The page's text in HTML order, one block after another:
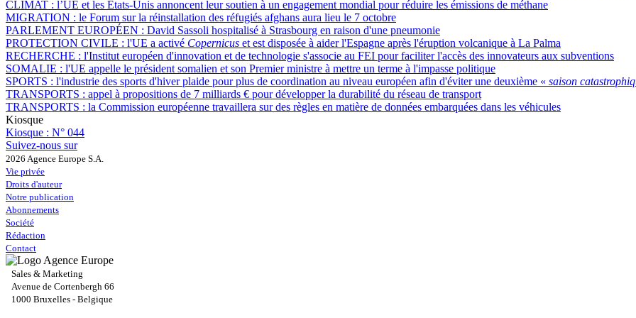
CLIMAT : l’UE et les États-Unis annoncent leur soutien à un engagement mondial pour réduire les émissions de méthane
MIGRATION : le Forum sur la réinstallation des réfugiés afghans aura lieu le 7 octobre
PARLEMENT EUROPÉEN : David Sassoli hospitalisé à Strasbourg en raison d'une pneumonie
PROTECTION CIVILE : l'UE a activé Copernicus et est disposée à aider l'Espagne après l'éruption volcanique à La Palma
RECHERCHE : l'Institut européen d'innovation et de technologie s'associe au FEI pour faciliter l'accès des innovateurs aux subventions
SOMALIE : l'UE appelle le président somalien et son Premier ministre à mettre un terme à l'impasse politique
SPORTS : l'industrie des sports d'hiver plaide pour plus de coordination au niveau européen afin d'éviter une deuxième « saison
TRANSPORTS : appel à propositions de 7 milliards € pour développer la durabilité du réseau de transport
TRANSPORTS : la Commission européenne travaillera sur des règles en matière de données embarquées dans les véhicules
Kiosque
Kiosque : N° 044
Suivez-nous sur
2026 Agence Europe S.A.
Vie privée
Droits d'auteur
Notre publication
Abonnements
Société
Rédaction
Contact
Sales & Marketing
Avenue de Cortenbergh 66
1000 Bruxelles - Belgique